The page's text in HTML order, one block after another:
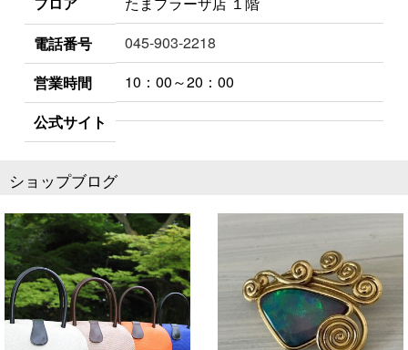
電話番号
045-903-2218
営業時間
10：00～20：00
公式サイト
ショップブログ